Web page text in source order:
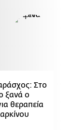
Στο
ξανά ο
θεραπεία